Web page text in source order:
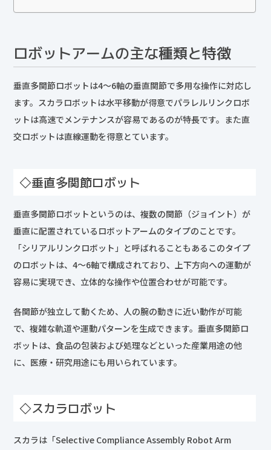
ロボットアームの主な種類と特徴
垂直多関節ロボットは4〜6軸の垂直関節で多用な操作に対応し
ます。スカラロボットは水平移動が得意でパラレルリンクロボ
ットは高速でメンテナンスが容易であるのが特長です。また直
交ロボットは直線運動を得意とています。
◇垂直多関節ロボット
垂直多関節ロボットというのは、複数の関節（ジョイント）が
垂直に配置されているロボットアームのタイプのことです。
「シリアルリンクロボット」と呼ばれることもあるこのタイプ
のロボットは、4〜6軸で構成されており、上下方向への運動が
容易に実現でき、立体的な操作や位置合わせが可能です。
各関節が独立して動くため、人の腕の動きに近い動作が可能
で、複雑な軌道や運動パターンを生成できます。垂直多関節ロ
ボットは、食品の包装および処理などといった産業用途の他
に、医療・研究用途にも用いられています。
◇スカラロボット
スカラは「Selective Compliance Assembly Robot Arm